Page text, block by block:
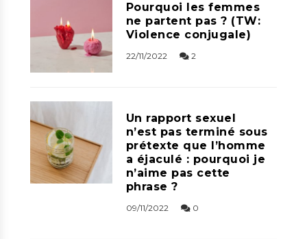
Pourquoi les femmes
ne partent pas ? (TW:
Violence conjugale)
22/11/2022 2
Un rapport sexuel
n’est pas terminé sous
prétexte que l’homme
a éjaculé : pourquoi je
n’aime pas cette
phrase ?
09/11/2022 0